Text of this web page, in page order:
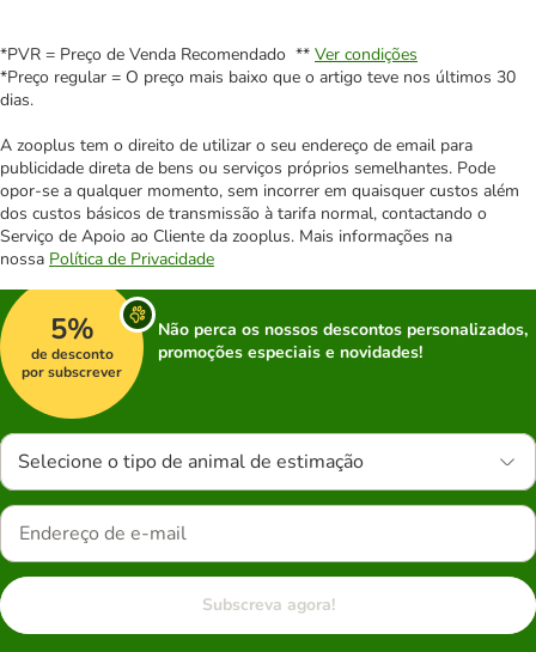
*PVR = Preço de Venda Recomendado ** Ver condições
*Preço regular = O preço mais baixo que o artigo teve nos últimos 30
dias.
A zooplus tem o direito de utilizar o seu endereço de email para
publicidade direta de bens ou serviços próprios semelhantes. Pode
opor-se a qualquer momento, sem incorrer em quaisquer custos além
dos custos básicos de transmissão à tarifa normal, contactando o
Serviço de Apoio ao Cliente da zooplus. Mais informações na
nossa Política de Privacidade
5%
de desconto
por subscrever
Não perca os nossos descontos personalizados,
promoções especiais e novidades!
Selecione o tipo de animal de estimação
Subscreva agora!